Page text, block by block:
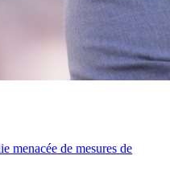
menacée de mesures de